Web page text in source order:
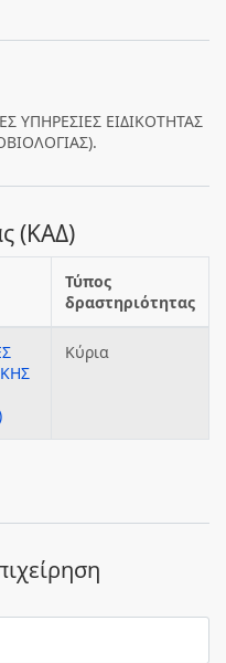
ΥΠΗΡΕΣΙΕΣ ΕΙΔΙΚΟΤΗΤΑΣ
(ΚΑΔ)
Τύπος
δραστηριότητας
Κύρια